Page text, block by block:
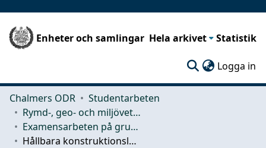
Enheter och samlingar Hela arkivet Statistik
Logga in
Chalmers ODR
Studentarbeten
Rymd-, geo- och miljövetenskap (SEE)
Examensarbeten på grundnivå
Hållbara konstruktionslösningar - En jämförelse med hjälp av LCC och LCA